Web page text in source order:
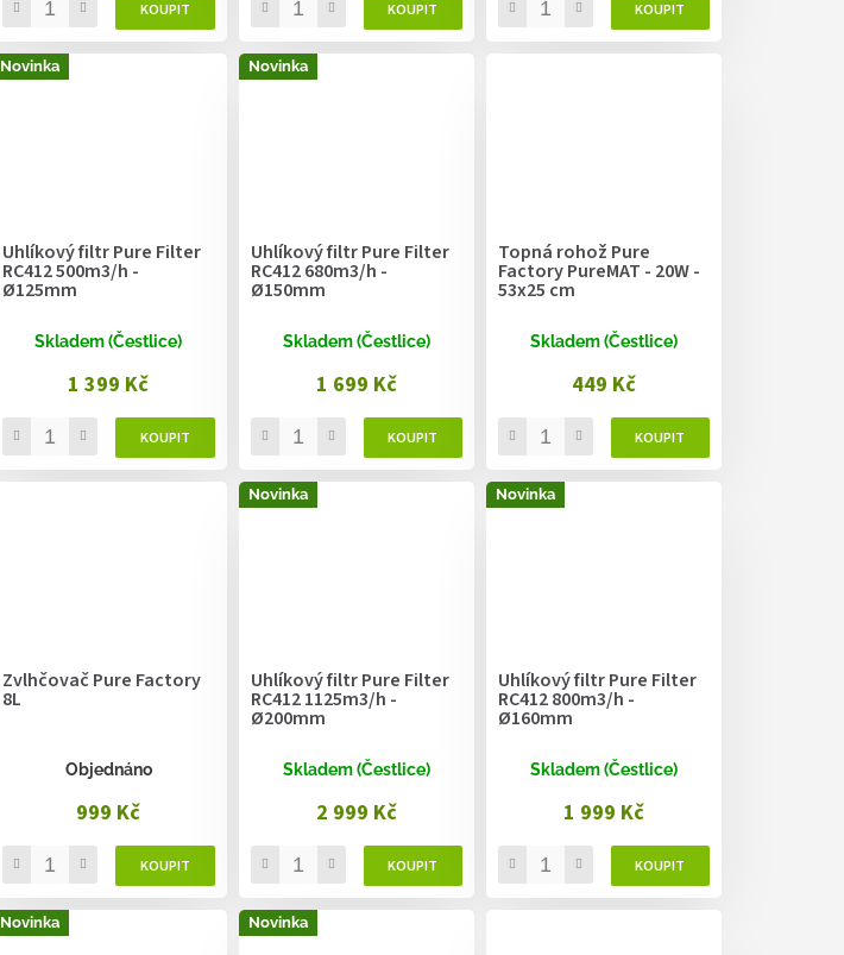
Novinka
Uhlíkový filtr Pure Filter
RC412 500m3/h -
Ø125mm
Skladem (Čestlice)
1 399 Kč
Novinka
Uhlíkový filtr Pure Filter
RC412 680m3/h -
Ø150mm
Skladem (Čestlice)
1 699 Kč
Topná rohož Pure
Factory PureMAT - 20W -
53x25 cm
Skladem (Čestlice)
449 Kč
Zvlhčovač Pure Factory
8L
Objednáno
999 Kč
Novinka
Uhlíkový filtr Pure Filter
RC412 1125m3/h -
Ø200mm
Skladem (Čestlice)
2 999 Kč
Novinka
Uhlíkový filtr Pure Filter
RC412 800m3/h -
Ø160mm
Skladem (Čestlice)
1 999 Kč
Novinka Novinka